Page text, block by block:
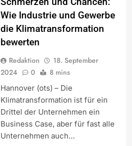
Wie Industrie und Gewerbe
die Klimatransformation
bewerten
Redaktion
18. September
2024
0 8 mins
Hannover (ots) – Die
Klimatransformation ist für ein
Drittel der Unternehmen ein
Business Case, aber für fast alle
Unternehmen auch…